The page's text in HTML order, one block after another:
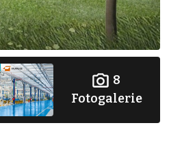
8
Fotogalerie